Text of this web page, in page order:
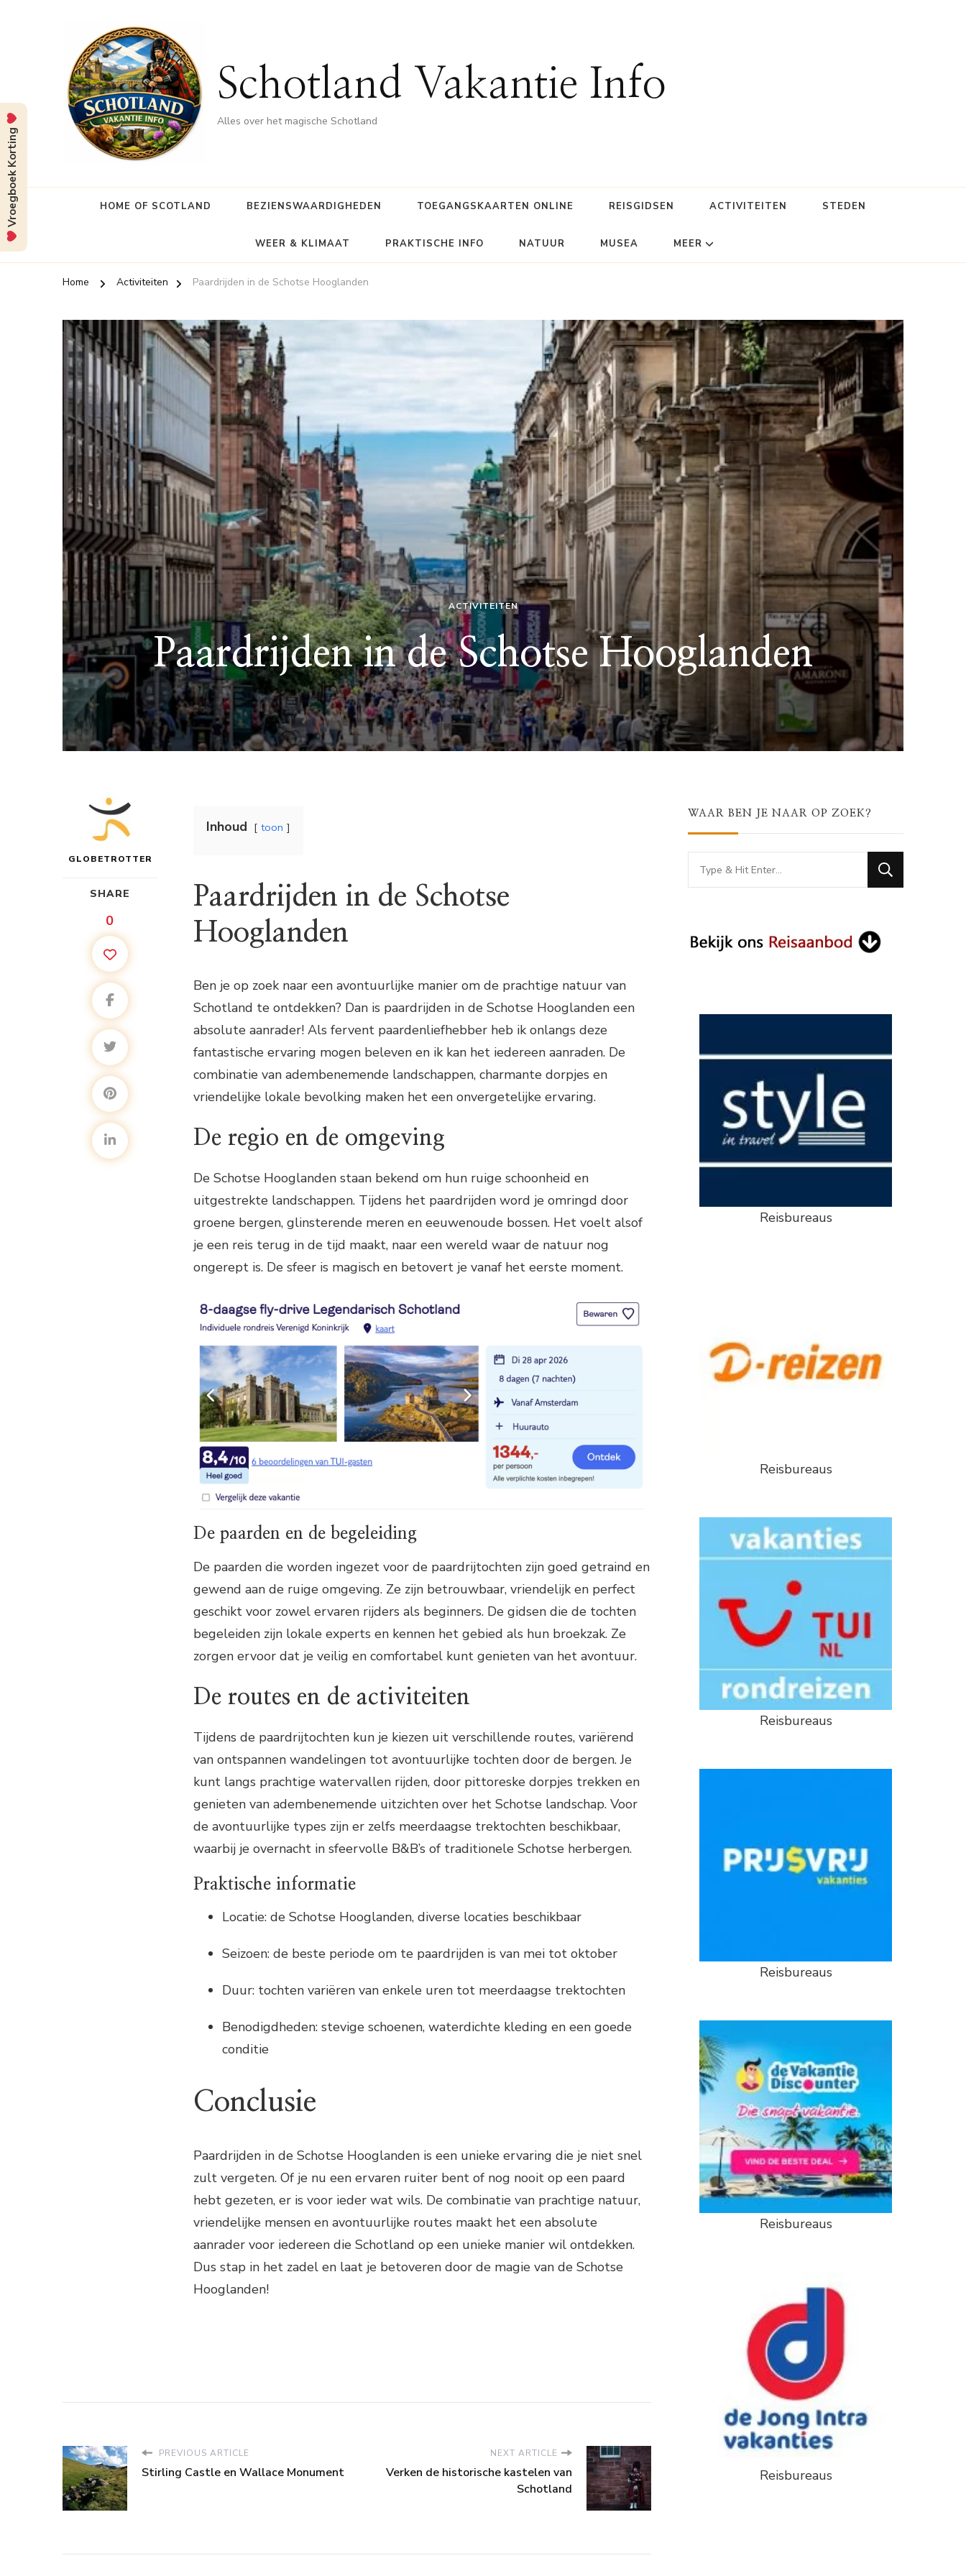
Schotland Vakantie Info
Alles over het magische Schotland
HOME OF SCOTLAND BEZIENSWAARDIGHEDEN TOEGANGSKAARTEN ONLINE REISGIDSEN ACTIVITEITEN STEDEN
WEER & KLIMAAT PRAKTISCHE INFO NATUUR MUSEA MEER
Home Activiteiten Paardrijden in de Schotse Hooglanden
ACTIVITEITEN
Paardrijden in de Schotse Hooglanden
GLOBETROTTER
SHARE
0
Inhoud toon
Paardrijden in de Schotse
Hooglanden
Ben je op zoek naar een avontuurlijke manier om de prachtige natuur van
Schotland te ontdekken? Dan is paardrijden in de Schotse Hooglanden een
absolute aanrader! Als fervent paardenliefhebber heb ik onlangs deze
fantastische ervaring mogen beleven en ik kan het iedereen aanraden. De
combinatie van adembenemende landschappen, charmante dorpjes en
vriendelijke lokale bevolking maken het een onvergetelijke ervaring.
De regio en de omgeving
De Schotse Hooglanden staan bekend om hun ruige schoonheid en
uitgestrekte landschappen. Tijdens het paardrijden word je omringd door
groene bergen, glinsterende meren en eeuwenoude bossen. Het voelt alsof
je een reis terug in de tijd maakt, naar een wereld waar de natuur nog
ongerept is. De sfeer is magisch en betovert je vanaf het eerste moment.
De paarden en de begeleiding
De paarden die worden ingezet voor de paardrijtochten zijn goed getraind en
gewend aan de ruige omgeving. Ze zijn betrouwbaar, vriendelijk en perfect
geschikt voor zowel ervaren rijders als beginners. De gidsen die de tochten
begeleiden zijn lokale experts en kennen het gebied als hun broekzak. Ze
zorgen ervoor dat je veilig en comfortabel kunt genieten van het avontuur.
De routes en de activiteiten
Tijdens de paardrijtochten kun je kiezen uit verschillende routes, variërend
van ontspannen wandelingen tot avontuurlijke tochten door de bergen. Je
kunt langs prachtige watervallen rijden, door pittoreske dorpjes trekken en
genieten van adembenemende uitzichten over het Schotse landschap. Voor
de avontuurlijke types zijn er zelfs meerdaagse trektochten beschikbaar,
waarbij je overnacht in sfeervolle B&B’s of traditionele Schotse herbergen.
Praktische informatie
Locatie: de Schotse Hooglanden, diverse locaties beschikbaar
Seizoen: de beste periode om te paardrijden is van mei tot oktober
Duur: tochten variëren van enkele uren tot meerdaagse trektochten
Benodigdheden: stevige schoenen, waterdichte kleding en een goede
conditie
Conclusie
Paardrijden in de Schotse Hooglanden is een unieke ervaring die je niet snel
zult vergeten. Of je nu een ervaren ruiter bent of nog nooit op een paard
hebt gezeten, er is voor ieder wat wils. De combinatie van prachtige natuur,
vriendelijke mensen en avontuurlijke routes maakt het een absolute
aanrader voor iedereen die Schotland op een unieke manier wil ontdekken.
Dus stap in het zadel en laat je betoveren door de magie van de Schotse
Hooglanden!
PREVIOUS ARTICLE
Stirling Castle en Wallace Monument
NEXT ARTICLE
Verken de historische kastelen van
Schotland
WAAR BEN JE NAAR OP ZOEK?
Looking
for
Reisbureaus
Reisbureaus
Reisbureaus
Reisbureaus
Reisbureaus
Reisbureaus
Vroegboek Korting